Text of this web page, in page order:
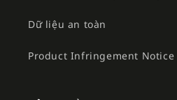
Dữ liệu an toàn
Product Infringement Notice